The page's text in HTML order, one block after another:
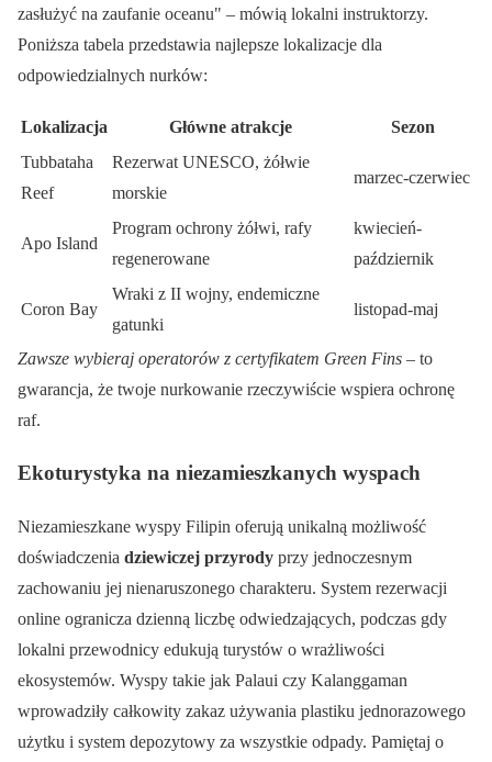
zasłużyć na zaufanie oceanu
– mówią lokalni instruktorzy.
Poniższa tabela przedstawia najlepsze lokalizacje dla
odpowiedzialnych nurków:
Lokalizacja Główne atrakcje
Sezon
Tubbataha
Reef
Rezerwat UNESCO, żółwie
morskie
marzec-czerwiec
Apo Island
Program ochrony żółwi, rafy
regenerowane
kwiecień-
październik
Coron Bay
Wraki z II wojny, endemiczne
gatunki
listopad-maj
Zawsze wybieraj operatorów z certyfikatem Green Fins – to
gwarancja, że twoje nurkowanie rzeczywiście wspiera ochronę
raf.
Ekoturystyka na niezamieszkanych wyspach
Niezamieszkane wyspy Filipin oferują unikalną możliwość
doświadczenia dziewiczej przyrody przy jednoczesnym
zachowaniu jej nienaruszonego charakteru. System rezerwacji
online ogranicza dzienną liczbę odwiedzających, podczas gdy
lokalni przewodnicy edukują turystów o wrażliwości
ekosystemów. Wyspy takie jak Palaui czy Kalanggaman
wprowadziły całkowity zakaz używania plastiku jednorazowego
użytku i system depozytowy za wszystkie odpady. Pamiętaj o